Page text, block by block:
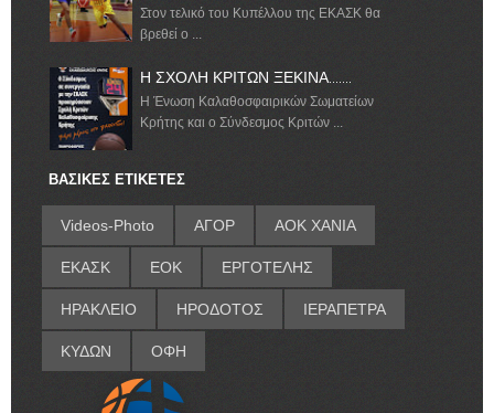
Στον τελικό του Κυπέλλου της ΕΚΑΣΚ θα
βρεθεί ο ...
Η ΣΧΟΛΗ ΚΡΙΤΩΝ ΞΕΚΙΝΑ.......
Η Ένωση Καλαθοσφαιρικών Σωματείων
Κρήτης και ο Σύνδεσμος Κριτών ...
ΒΑΣΙΚΕΣ ΕΤΙΚΕΤΕΣ
Videos-Photo ΑΓΟΡ ΑΟΚ ΧΑΝΙΑ
ΕΚΑΣΚ ΕΟΚ ΕΡΓΟΤΕΛΗΣ
ΗΡΑΚΛΕΙΟ ΗΡΟΔΟΤΟΣ ΙΕΡΑΠΕΤΡΑ
ΚΥΔΩΝ ΟΦΗ